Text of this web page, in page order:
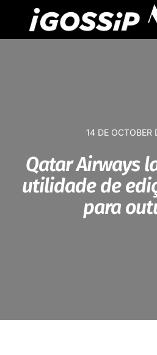
14 DE OCTOBER
Qatar Airways
utilidade de
para